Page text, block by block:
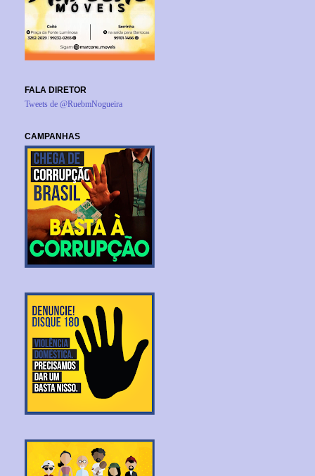
FALA DIRETOR
Tweets de @RuebmNogueira
CAMPANHAS